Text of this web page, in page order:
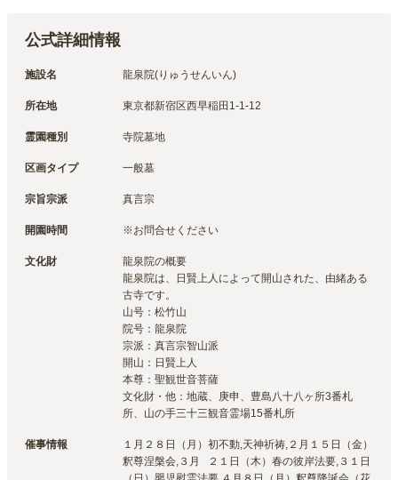
公式詳細情報
施設名 龍泉院(りゅうせんいん)
所在地 東京都新宿区西早稲田1-1-12
霊園種別 寺院墓地
区画タイプ 一般墓
宗旨宗派 真言宗
開園時間 ※お問合せください
文化財
龍泉院の概要
龍泉院は、日賢上人によって開山された、由緒ある
古寺です。
山号：松竹山
院号：龍泉院
宗派：真言宗智山派
開山：日賢上人
本尊：聖観世音菩薩
文化財・他：地蔵、庚申、豊島八十八ヶ所3番札
所、山の手三十三観音霊場15番札所
催事情報
１月２８日（月）初不動,天神祈祷,２月１５日（金）
釈尊涅槃会,３月	２１日（木）春の彼岸法要,３１日